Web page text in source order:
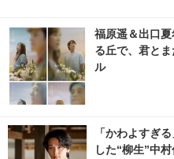
告映像が大反響
福原遥＆出口
る丘で、君と
ル
「かわよすぎ
した“柳生”中